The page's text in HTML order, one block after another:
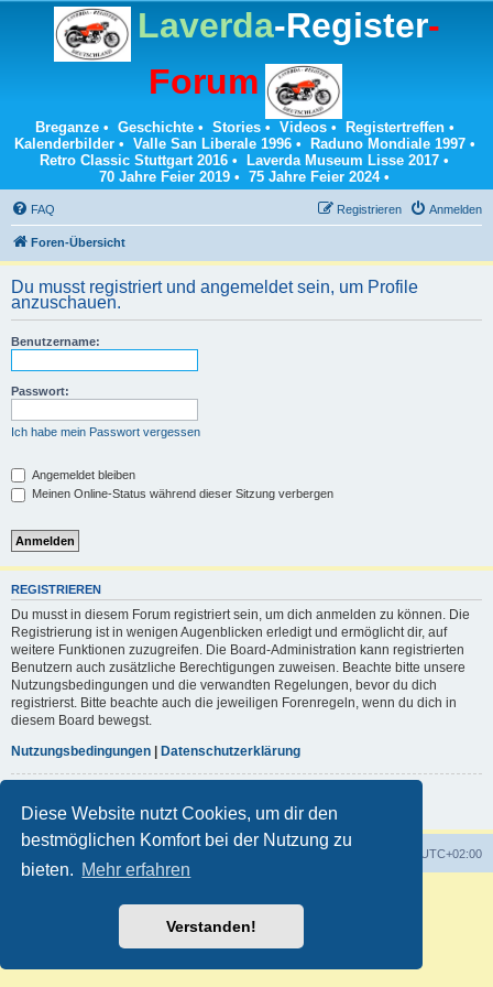
Diese Website nutzt Cookies, um dir den
bestmöglichen Komfort bei der Nutzung zu
bieten. Mehr erfahren
Verstanden!
Laverda-Register-
Forum
Breganze• Geschichte• Stories• Videos• Registertreffen•
Kalenderbilder• Valle San Liberale 1996• Raduno Mondiale 1997•
Retro Classic Stuttgart 2016 • Laverda Museum Lisse 2017 •
70 Jahre Feier 2019 • 75 Jahre Feier 2024•
FAQ Anmelden
Registrieren
Foren-Übersicht
Du musst registriert und angemeldet sein, um Profile
anzuschauen.
Benutzername:
Passwort:
Ich habe mein Passwort vergessen
Angemeldet bleiben
Meinen Online-Status während dieser Sitzung verbergen
REGISTRIEREN
Du musst in diesem Forum registriert sein, um dich anmelden zu können. Die
Registrierung ist in wenigen Augenblicken erledigt und ermöglicht dir, auf
weitere Funktionen zuzugreifen. Die Board-Administration kann registrierten
Benutzern auch zusätzliche Berechtigungen zuweisen. Beachte bitte unsere
Nutzungsbedingungen und die verwandten Regelungen, bevor du dich
registrierst. Bitte beachte auch die jeweiligen Forenregeln, wenn du dich in
diesem Board bewegst.
Nutzungsbedingungen
Datenschutzerklärung
UTC+02:00
Customized by